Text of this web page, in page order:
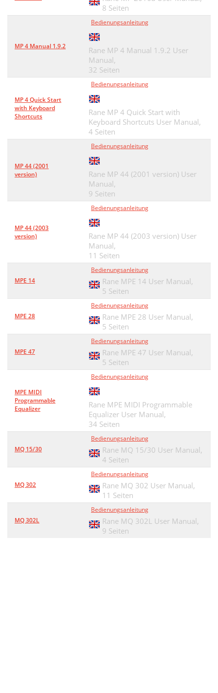
8 Seiten
MP 4 Manual 1.9.2
Bedienungsanleitung
Rane MP 4 Manual 1.9.2 User
Manual,
32 Seiten
MP 4 Quick Start
with Keyboard
Shortcuts
Bedienungsanleitung
Rane MP 4 Quick Start with
Keyboard Shortcuts User Manual,
4 Seiten
MP 44 (2001
version)
Bedienungsanleitung
Rane MP 44 (2001 version) User
Manual,
9 Seiten
MP 44 (2003
version)
Bedienungsanleitung
Rane MP 44 (2003 version) User
Manual,
11 Seiten
MPE 14
Bedienungsanleitung
Rane MPE 14 User Manual,
5 Seiten
MPE 28
Bedienungsanleitung
Rane MPE 28 User Manual,
5 Seiten
MPE 47
Bedienungsanleitung
Rane MPE 47 User Manual,
5 Seiten
MPE MIDI
Programmable
Equalizer
Bedienungsanleitung
Rane MPE MIDI Programmable
Equalizer User Manual,
34 Seiten
MQ 15/30
Bedienungsanleitung
Rane MQ 15/30 User Manual,
4 Seiten
MQ 302
Bedienungsanleitung
Rane MQ 302 User Manual,
11 Seiten
MQ 302L
Bedienungsanleitung
Rane MQ 302L User Manual,
9 Seiten